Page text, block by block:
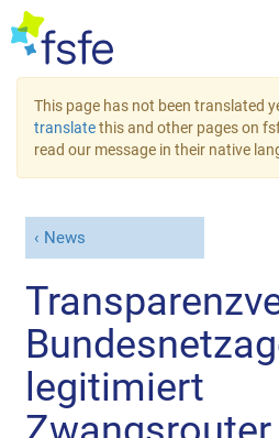
This page has not been translated
translatethis and other pages on
read our message in their native
News
legitimiert